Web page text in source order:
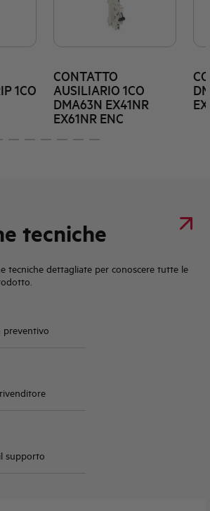
1CO
CONTATTO
AUSILIARIO 1CO
DMA63N EX41NR
EX61NR ENC
tecniche
tecniche dettagliate per conoscere tutte le
preventivo
supporto